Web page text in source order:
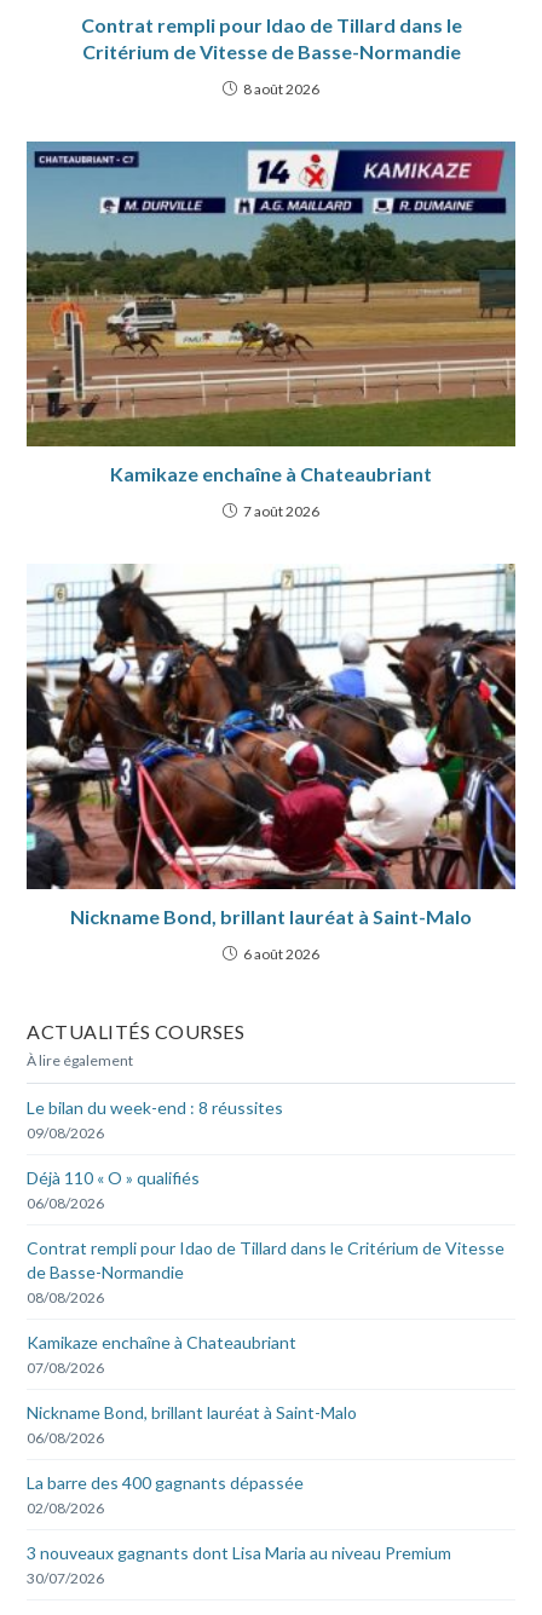
Contrat rempli pour Idao de Tillard dans le
Critérium de Vitesse de Basse-Normandie
8 août 2026
Kamikaze enchaîne à Chateaubriant
7 août 2026
Nickname Bond, brillant lauréat à Saint-Malo
6 août 2026
ACTUALITÉS COURSES
À lire également
Le bilan du week-end : 8 réussites
09/08/2026
Déjà 110 « O » qualifiés
06/08/2026
Contrat rempli pour Idao de Tillard dans le Critérium de Vitesse
de Basse-Normandie
08/08/2026
Kamikaze enchaîne à Chateaubriant
07/08/2026
Nickname Bond, brillant lauréat à Saint-Malo
06/08/2026
La barre des 400 gagnants dépassée
02/08/2026
3 nouveaux gagnants dont Lisa Maria au niveau Premium
30/07/2026